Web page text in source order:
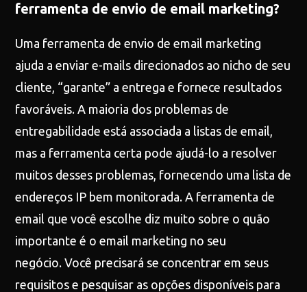
ferramenta de envio de email marketing?
Uma ferramenta de envio de email marketing
ajuda a enviar e-mails direcionados ao nicho de seu
cliente, “garante” a entrega e fornece resultados
favoráveis. A maioria dos problemas de
entregabilidade está associada a listas de email,
mas a ferramenta certa pode ajudá-lo a resolver
muitos desses problemas, fornecendo uma lista de
endereços IP bem monitorada. A ferramenta de
email que você escolhe diz muito sobre o quão
importante é o email marketing no seu
negócio. Você precisará se concentrar em seus
requisitos e pesquisar as opções disponíveis para